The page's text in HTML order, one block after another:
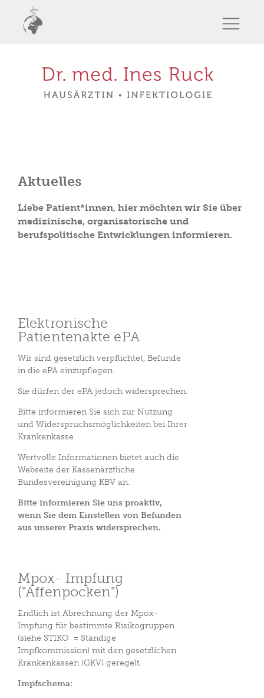
Aktuelles
Liebe Patient*innen, hier möchten wir Sie über
medizinische, organisatorische und
berufspolitische Entwicklungen informieren.
Elektronische
Patientenakte ePA
Wir sind gesetzlich verpflichtet, Befunde
in die ePA einzupflegen.
Sie dürfen der ePA jedoch widersprechen.
Bitte informieren Sie sich zur Nutzung
und Widerspruchsmöglichkeiten bei Ihrer
Krankenkasse.
Wertvolle Informationen bietet auch die
Webseite der Kassenärztliche
Bundesvereinigung KBV an.
Bitte informieren Sie uns proaktiv,
wenn Sie dem Einstellen von Befunden
aus unserer Praxis widersprechen.
Mpox- Impfung
("Affenpocken")
Endlich ist Abrechnung der Mpox-
Impfung für bestimmte Risikogruppen
(siehe STIKO = Ständige
Impfkommission) mit den gesetzlichen
Krankenkassen (GKV) geregelt.
Impfschema: